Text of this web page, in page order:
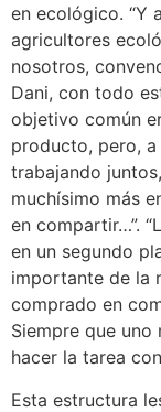
en ecológico. “Y
agricultores
nosotros,
Dani, con todo
objetivo común
producto, pero,
trabajando
muchísimo más
en compartir…”.
en un segundo
importante de la
comprado en
Siempre que
hacer la tarea
Esta estructura